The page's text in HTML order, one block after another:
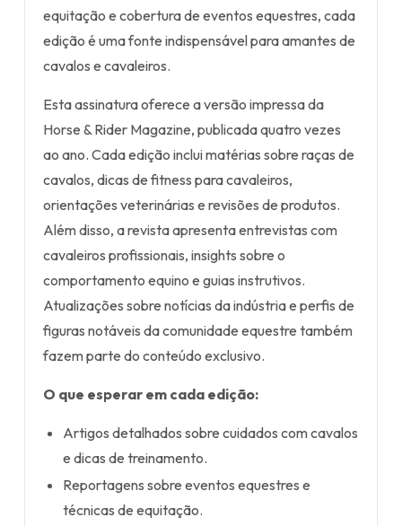
equitação e cobertura de eventos equestres, cada
edição é uma fonte indispensável para amantes de
cavalos e cavaleiros.
Esta assinatura oferece a versão impressa da
Horse & Rider Magazine, publicada quatro vezes
ao ano. Cada edição inclui matérias sobre raças de
cavalos, dicas de fitness para cavaleiros,
orientações veterinárias e revisões de produtos.
Além disso, a revista apresenta entrevistas com
cavaleiros profissionais, insights sobre o
comportamento equino e guias instrutivos.
Atualizações sobre notícias da indústria e perfis de
figuras notáveis da comunidade equestre também
fazem parte do conteúdo exclusivo.
O que esperar em cada edição:
Artigos detalhados sobre cuidados com cavalos
e dicas de treinamento.
Reportagens sobre eventos equestres e
técnicas de equitação.